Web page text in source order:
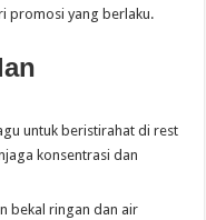
promosi yang berlaku.
untuk beristirahat di rest
konsentrasi dan
bekal ringan dan air